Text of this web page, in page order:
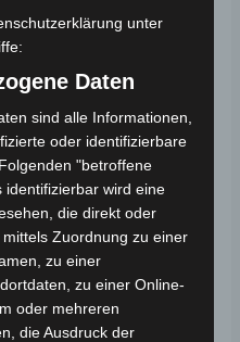
unter
Daten
sind alle Informationen,
oder identifizierbare
"betroffene
identifizierbar wird eine
die direkt oder
Zuordnung zu einer
zu einer
zu einer Online-
oder mehreren
die Ausdruck der